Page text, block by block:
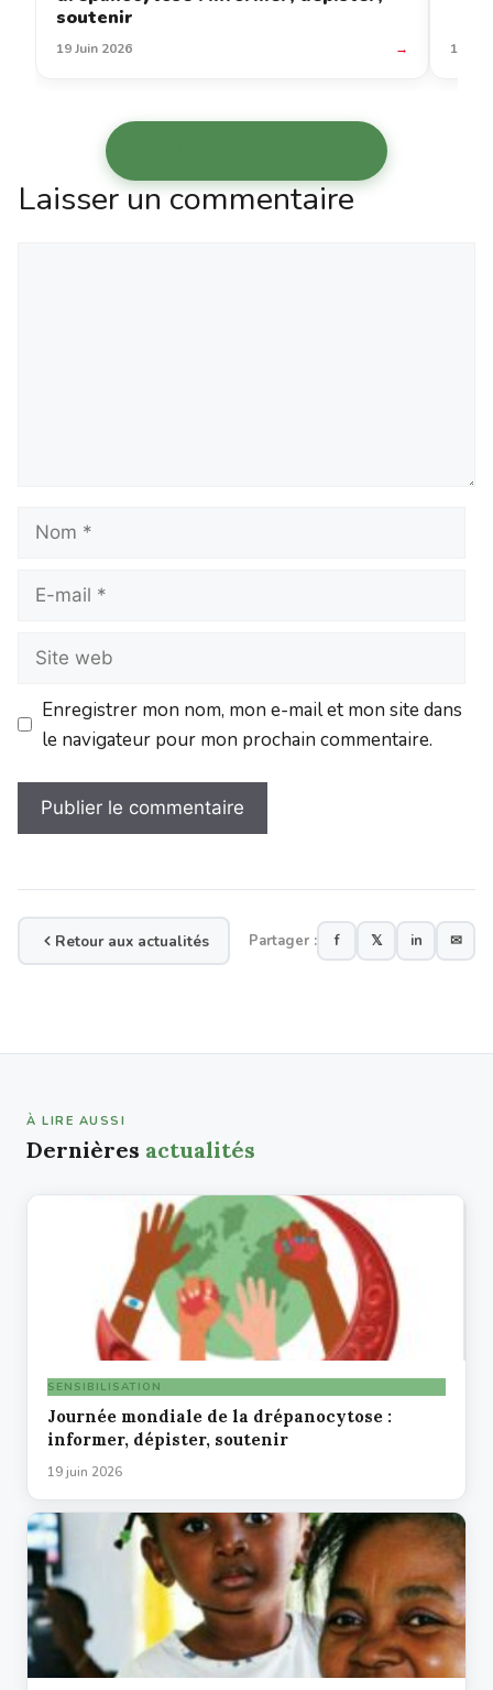
soutenir
19 Juin 2026 → 12
Laisser un commentaire
Enregistrer mon nom, mon e-mail et mon site dans
le navigateur pour mon prochain commentaire.
Retour aux actualités Partager : f 𝕏 in ✉
À LIRE AUSSI
Dernières actualités
SENSIBILISATION
Journée mondiale de la drépanocytose :
informer, dépister, soutenir
19 juin 2026